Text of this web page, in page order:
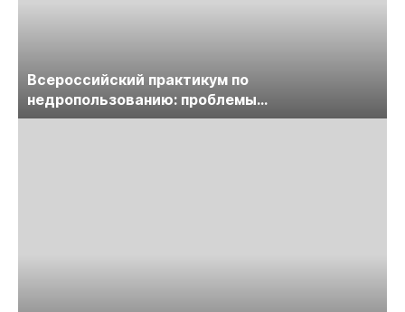
Всероссийский практикум по
недропользованию: проблемы
лицензирования, цифровизации, экспертизы